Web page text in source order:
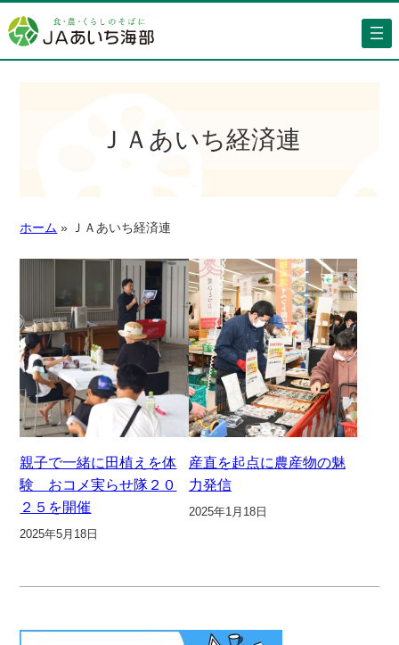
ＪＡあいち経済連
ホーム » ＪＡあいち経済連
親子で一緒に田植えを体
験 おコメ実らせ隊２０
２５を開催
2025年5月18日
産直を起点に農産物の魅
力発信
2025年1月18日